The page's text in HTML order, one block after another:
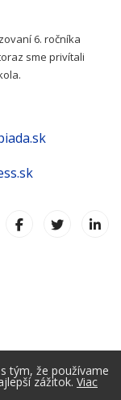
6. ročníka
sme privítali
tým, že používame
zážitok. Viac